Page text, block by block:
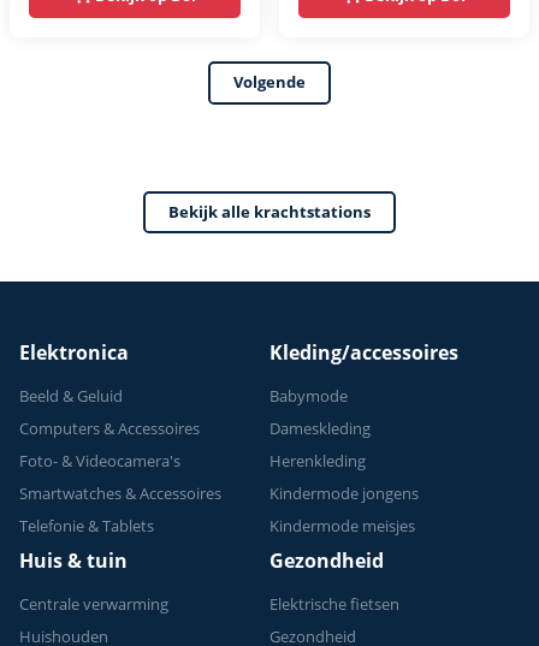
rack -
Multifunctioneel -
Verstelbaar -
Krachttraining - Tot
bar - FPT165
Volgende
Bekijk alle krachtstations
Elektronica
Beeld & Geluid
Computers & Accessoires
Foto- & Videocamera's
Smartwatches & Accessoires
Telefonie & Tablets
Kleding/accessoires
Babymode
Dameskleding
Herenkleding
Kindermode jongens
Kindermode meisjes
Huis & tuin
Centrale verwarming
Huishouden
Gezondheid
Elektrische fietsen
Gezondheid